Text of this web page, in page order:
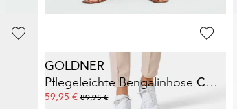
GOLDNER
Pflegeleichte Bengalinhose CARLA
59,95 €89,95 €